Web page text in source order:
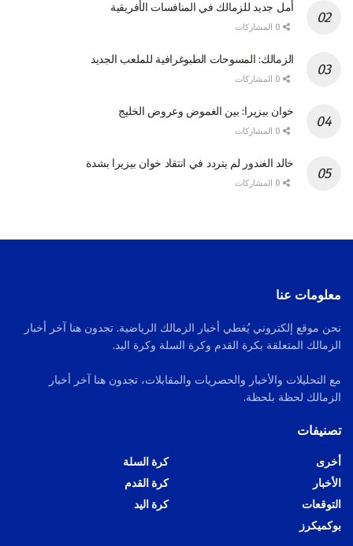
أمل جديد للزمالك في المنافسات الأفريقية
الزمالك: المسوحات الطبوغرافية للملعب الجديد
خوان بيزيرا: بين الغموض وعروض الخليج
خالد الغندور لم يتردد في انتقاد خوان بيزيرا بشدة
معلومات عنا
نحن موقع إلكتروني يُغطي أخبار الزمالك الرياضية. تجدون هنا آخر أخبار
الزمالك المتعلقة بكرة القدم وكرة السلة وكرة اليد.
مع التحليلات والأخبار والحصريات والمقابلات، تجدون هنا آخر أخبار
الزمالك لحظة بلحظة.
تصنيفات
أخرى
الأخبار
التوقعات
بوكميكرز
كرة السلة
كرة القدم
كرة اليد